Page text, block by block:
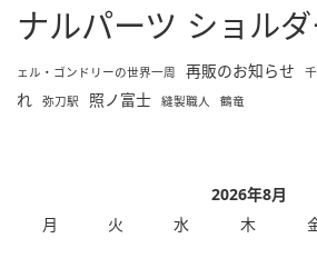
ナルパーツ ショル
ェル・ゴンドリーの世界一周 再販のお知らせ
れ
弥刀駅 照ノ富士 縫製職人 鶴竜
2026年8月
月
火 水 木